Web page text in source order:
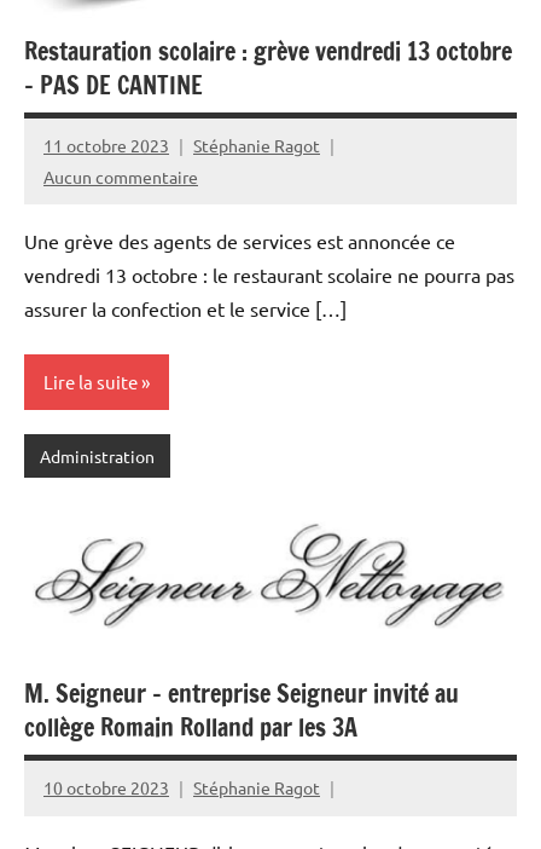
Restauration scolaire : grève vendredi 13 octobre
– PAS DE CANTINE
11 octobre 2023
Stéphanie Ragot
Aucun commentaire
Une grève des agents de services est annoncée ce
vendredi 13 octobre : le restaurant scolaire ne pourra pas
assurer la confection et le service […]
Lire la suite
Administration
M. Seigneur – entreprise Seigneur invité au
collège Romain Rolland par les 3A
10 octobre 2023 Stéphanie Ragot